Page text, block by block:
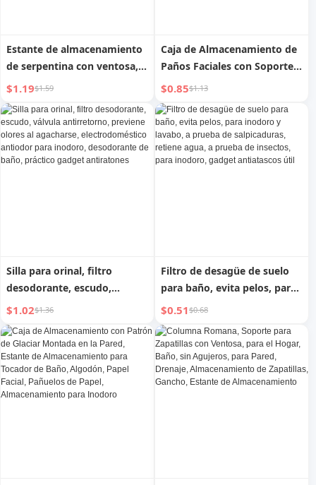
Estante de almacenamiento
de serpentina con ventosa,
baño, sin perforaciones,
montado en la pared,
estante de almacenamiento
para pared, inodoro, lavabo,
almacenamiento fantástico
$1.19$1.59
Caja de Almacenamiento de
Paños Faciales con Soporte
para Rollos, para Baño,
Cocina, Ventosa
$0.85$1.13
Silla para orinal, filtro
desodorante, escudo,
válvula antirretorno,
previene olores al agacharse,
electrodoméstico antiodor
para inodoro, desodorante
de baño, práctico gadget
antiratones
$1.02$1.36
Filtro de desagüe de suelo
para baño, evita pelos, para
inodoro y lavabo, a prueba
de salpicaduras, retiene
agua, a prueba de insectos,
para inodoro, gadget
antiatascos útil
$0.51$0.68